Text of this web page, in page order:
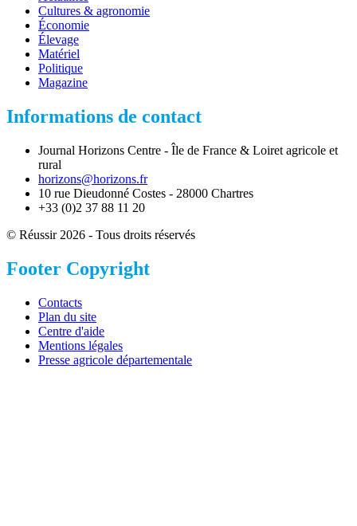
Cultures & agronomie
Économie
Élevage
Matériel
Politique
Magazine
Informations de contact
Journal Horizons Centre - Île de France & Loiret agricole et
rural
horizons@horizons.fr
10 rue Dieudonné Costes - 28000 Chartres
+33 (0)2 37 88 11 20
© Réussir 2026 - Tous droits réservés
Footer Copyright
Contacts
Plan du site
Centre d'aide
Mentions légales
Presse agricole départementale